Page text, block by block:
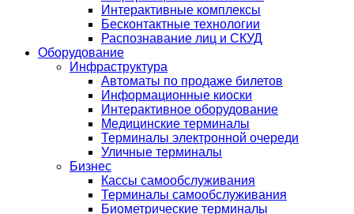
Интерактивные комплексы
Бесконтактные технологии
Распознавание лиц и СКУД
Оборудование
Инфраструктура
Автоматы по продаже билетов
Информационные киоски
Интерактивное оборудование
Медицинские терминалы
Терминалы электронной очереди
Уличные терминалы
Бизнес
Кассы самообслуживания
Терминалы самообслуживания
Биометрические терминалы